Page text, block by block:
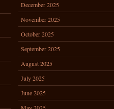
December 2025
November 2025
October 2025
September 2025
August 2025
July 2025
June 2025